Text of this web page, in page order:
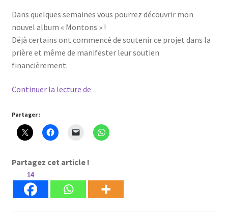
Dans quelques semaines vous pourrez découvrir mon
nouvel album « Montons » !
Déjà certains ont commencé de soutenir ce projet dans la
prière et même de manifester leur soutien
financièrement.
Continuer la lecture deNouvel
Partager :
Partagez cet article !
14